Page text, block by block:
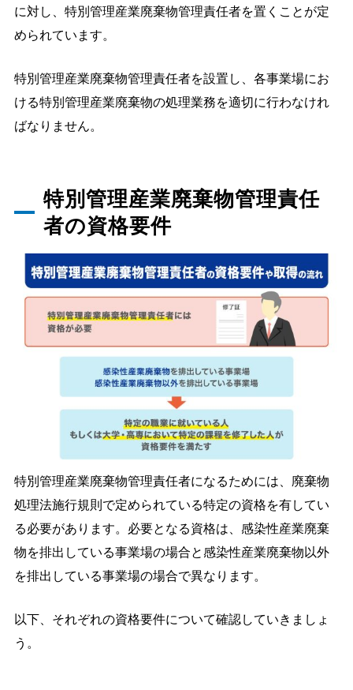
に対し、特別管理産業廃棄物管理責任者を置くことが定
められています。
特別管理産業廃棄物管理責任者を設置し、各事業場にお
ける特別管理産業廃棄物の処理業務を適切に行わなけれ
ばなりません。
特別管理産業廃棄物管理責任
者の資格要件
特別管理産業廃棄物管理責任者になるためには、廃棄物
処理法施行規則で定められている特定の資格を有してい
る必要があります。必要となる資格は、感染性産業廃棄
物を排出している事業場の場合と感染性産業廃棄物以外
を排出している事業場の場合で異なります。
以下、それぞれの資格要件について確認していきましょ
う。